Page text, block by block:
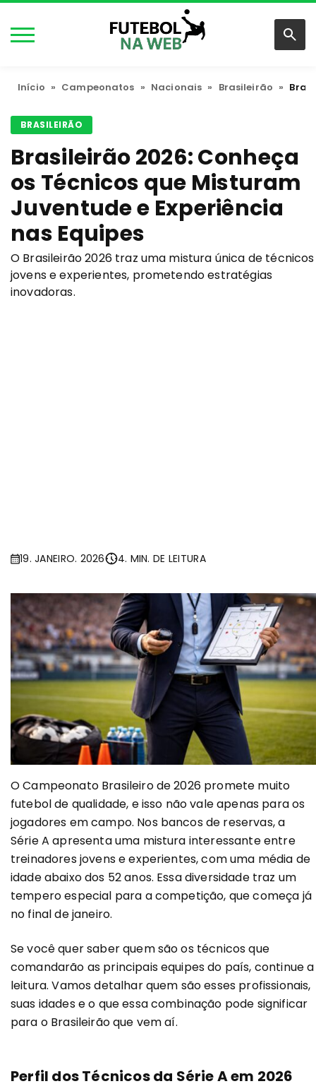
Início » Campeonatos » Nacionais » Brasileirão »
BRASILEIRÃO
Brasileirão 2026: Conheça
os Técnicos que Misturam
Juventude e Experiência
nas Equipes
O Brasileirão 2026 traz uma mistura única de técnicos
jovens e experientes, prometendo estratégias
inovadoras.
19. JANEIRO. 2026 4. MIN. DE LEITURA
O Campeonato Brasileiro de 2026 promete muito
futebol de qualidade, e isso não vale apenas para os
jogadores em campo. Nos bancos de reservas, a
Série A apresenta uma mistura interessante entre
treinadores jovens e experientes, com uma média de
idade abaixo dos 52 anos. Essa diversidade traz um
tempero especial para a competição, que começa já
no final de janeiro.
Se você quer saber quem são os técnicos que
comandarão as principais equipes do país, continue a
leitura. Vamos detalhar quem são esses profissionais,
suas idades e o que essa combinação pode significar
para o Brasileirão que vem aí.
Perfil dos Técnicos da Série A em 2026